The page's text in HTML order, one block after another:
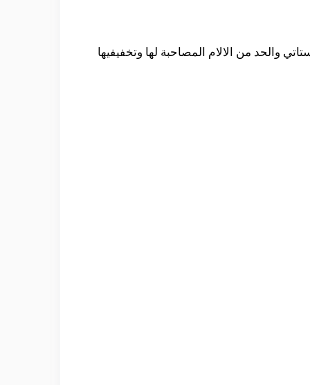
والحد من الالام المصاحبة لها وتخفيفيها